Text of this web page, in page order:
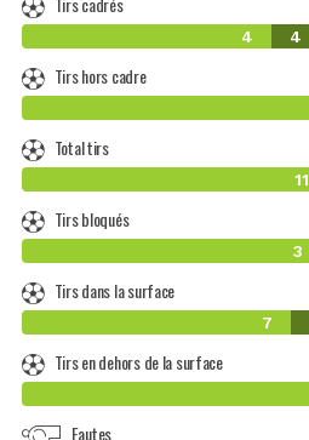
4 4
Tirs hors cadre
Total tirs
11
Tirs bloqués
3
Tirs dans la surface
7
Tirs en dehors de la surface
Fautes